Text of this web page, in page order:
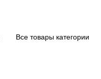
Все товары категории